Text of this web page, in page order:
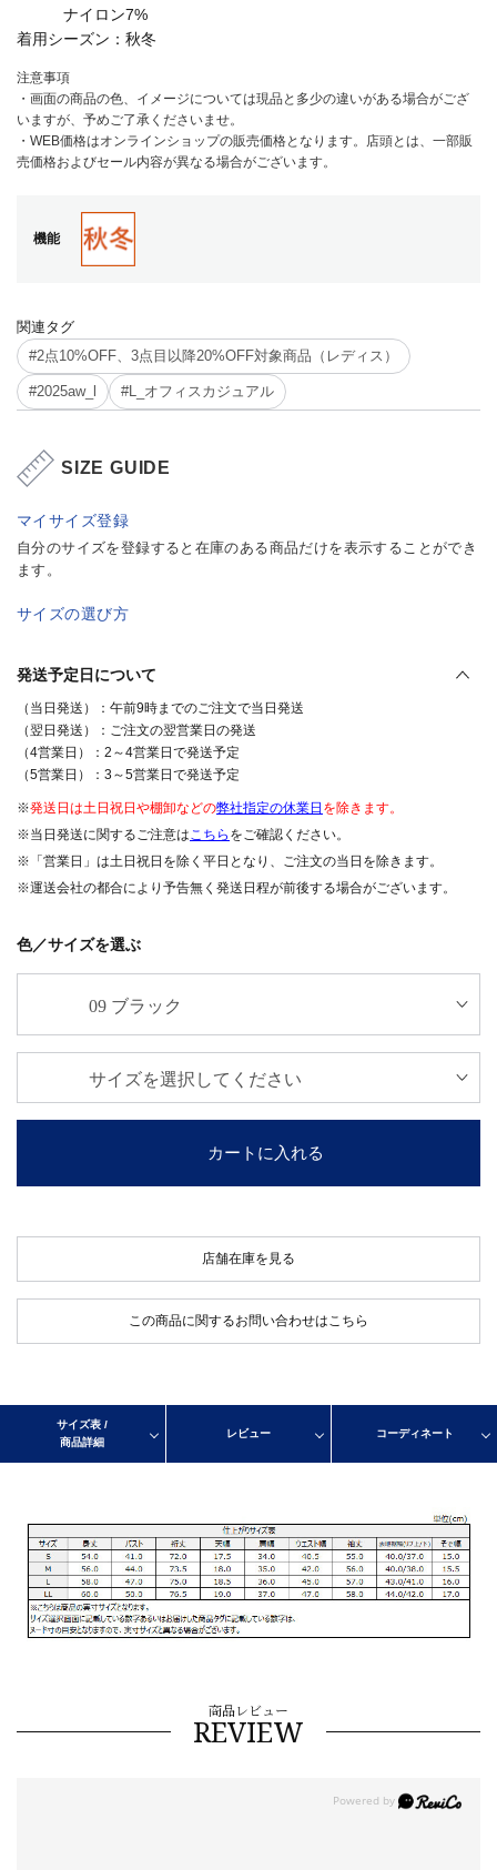
ナイロン7%
着用シーズン： 秋冬
注意事項
・画面の商品の色、イメージについては現品と多少の違いがある場合がござ
いますが、予めご了承くださいませ。
・WEB価格はオンラインショップの販売価格となります。店頭とは、一部販
売価格およびセール内容が異なる場合がございます。
機能
関連タグ
#2点10%OFF、3点目以降20%OFF対象商品（レディス）
#2025aw_l #L_オフィスカジュアル
SIZE GUIDE
マイサイズ登録
自分のサイズを登録すると在庫のある商品だけを表示することができ
ます。
サイズの選び方
発送予定日について
（当日発送）：午前9時までのご注文で当日発送
（翌日発送）：ご注文の翌営業日の発送
（4営業日）：2～4営業日で発送予定
（5営業日）：3～5営業日で発送予定
※発送日は土日祝日や棚卸などの弊社指定の休業日 を除きます。
※当日発送に関するご注意はこちら をご確認ください。
※「営業日」は土日祝日を除く平日となり、ご注文の当日を除きます。
※運送会社の都合により予告無く発送日程が前後する場合がございます。
色／サイズを選ぶ
カートに入れる
店舗在庫を見る
この商品に関するお問い合わせはこちら
サイズ表 /
商品詳細
レビュー コーディネート
商品レビュー
REVIEW